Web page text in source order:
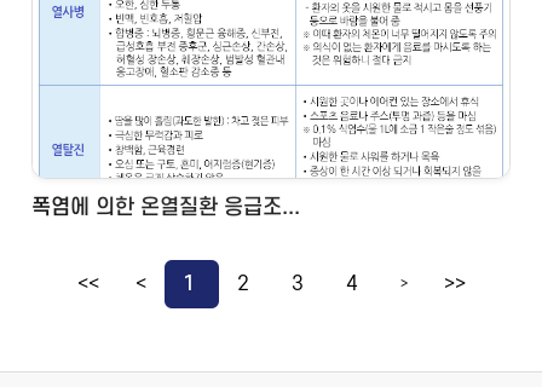
폭염에 의한 온열질환 응급조...
<< < 1 2 3 4 > >>